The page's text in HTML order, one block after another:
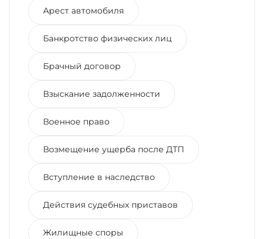
Арест автомобиля
Банкротство физических лиц
Брачный договор
Взыскание задолженности
Военное право
Возмещение ущерба после ДТП
Вступление в наследство
Действия судебных приставов
Жилищные споры